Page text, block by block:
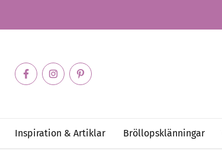
Inspiration & Artiklar Bröllopsklänningar